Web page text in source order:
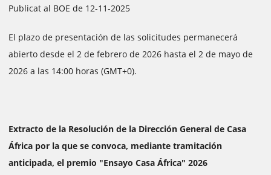
Publicat al BOE de 12-11-2025
El plazo de presentación de las solicitudes permanecerá
abierto desde el 2 de febrero de 2026 hasta el 2 de mayo de
2026 a las 14:00 horas (GMT+0).
Extracto de la Resolución de la Dirección General de Casa
África por la que se convoca, mediante tramitación
anticipada, el premio "Ensayo Casa África" 2026